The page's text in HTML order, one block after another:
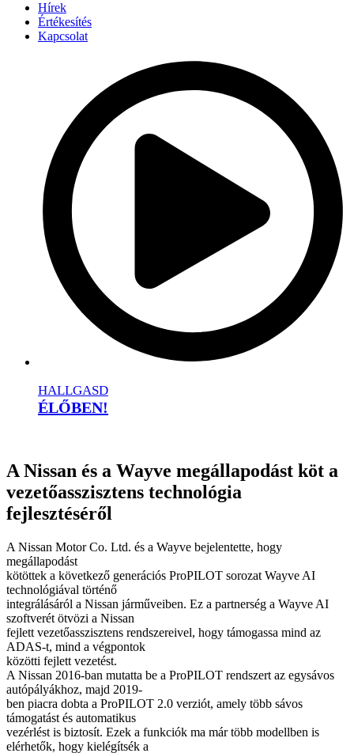
Hírek
Értékesítés
Kapcsolat
HALLGASD
ÉLŐBEN!
A Nissan és a Wayve megállapodást köt a
vezetőasszisztens technológia
fejlesztéséről
A Nissan Motor Co. Ltd. és a Wayve bejelentette, hogy
megállapodást
kötöttek a következő generációs ProPILOT sorozat Wayve AI
technológiával történő
integrálásáról a Nissan járműveiben. Ez a partnerség a Wayve AI
szoftverét ötvözi a Nissan
fejlett vezetőasszisztens rendszereivel, hogy támogassa mind az
ADAS-t, mind a végpontok
közötti fejlett vezetést.
A Nissan 2016-ban mutatta be a ProPILOT rendszert az egysávos
autópályákhoz, majd 2019-
ben piacra dobta a ProPILOT 2.0 verziót, amely több sávos
támogatást és automatikus
vezérlést is biztosít. Ezek a funkciók ma már több modellben is
elérhetők, hogy kielégítsék a